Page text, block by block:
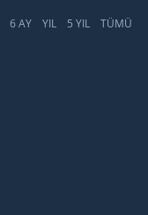
6 AY YIL 5 YIL TÜMÜ